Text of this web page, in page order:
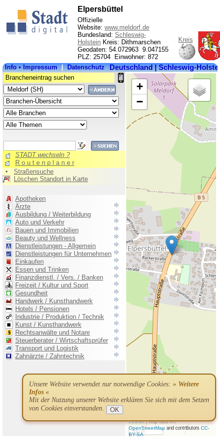
Elpersbüttel
Offizielle
Website: www.meldorf.de
Bundesland: Schleswig-
Holstein Kreis: Dithmarschen
Geodaten: 54.072963 9.047155
PLZ: 25704 Einwohner: 872
Kreis
Unsere Website verwendet nur notwendige Cookies: » Weitere
Infos «
Mit der Nutzung unserer Website erklären Sie sich mit dem Setzen
von Cookies einverstanden.
OK